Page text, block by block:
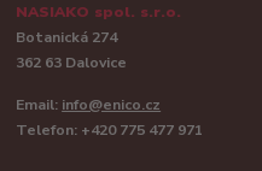
NASIAKO spol. s.r.o.
Botanická 274
362 63 Dalovice
Email: info@enico.cz
Telefon: +420 775 477 971